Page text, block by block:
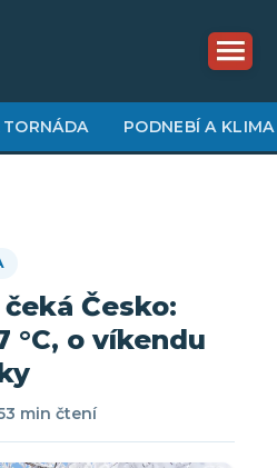
TORNÁDA PODNEBÍ A KLIMA
Česko:
°C, o víkendu
3 min čtení